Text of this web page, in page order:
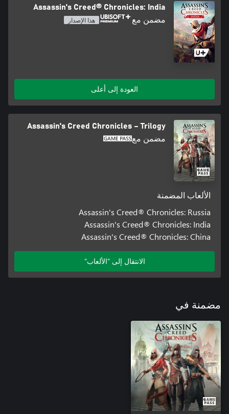
Assassin's Creed® Chronicles: India
مضمن مع هذا الإصدار
العودة إلى أعلى
Assassin's Creed Chronicles – Trilogy
مضمن مع
الألعاب المضمنة
Assassin's Creed® Chronicles: Russia
Assassin's Creed® Chronicles: India
Assassin's Creed® Chronicles: China
الانتقال إلى "الألعاب"
مضمنة في